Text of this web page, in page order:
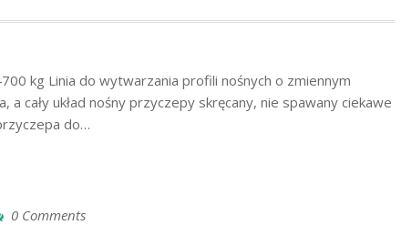
kg Linia do wytwarzania profili nośnych o zmiennym
a cały układ nośny przyczepy skręcany, nie spawany ciekawe
do…
0 Comments